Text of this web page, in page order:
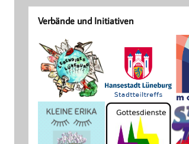
Verbände und Initiativen